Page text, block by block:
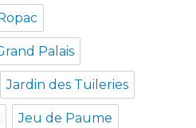
Palais
Jardin des Tuileries
Jeu de Paume